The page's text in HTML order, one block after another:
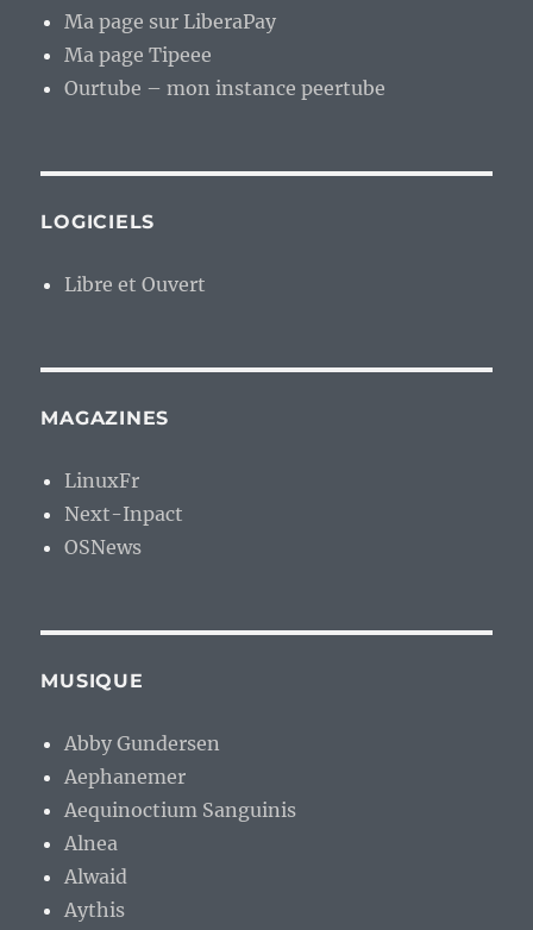
Ma page sur LiberaPay
Ma page Tipeee
Ourtube – mon instance peertube
LOGICIELS
Libre et Ouvert
MAGAZINES
LinuxFr
Next-Inpact
OSNews
MUSIQUE
Abby Gundersen
Aephanemer
Aequinoctium Sanguinis
Alnea
Alwaid
Aythis